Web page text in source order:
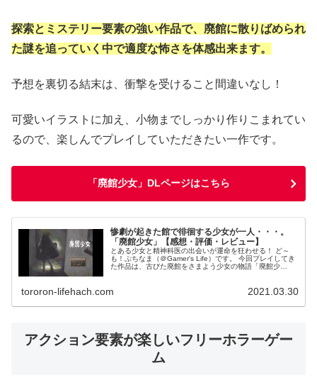
探索とミステリー要素の強い作品で、廃館に散りばめられ
た謎を追っていく中で適度な怖さを体感出来ます。
予想を裏切る結末は、衝撃を受けること間違いなし！
可愛いイラストに加え、小物までしっかり作りこまれてい
るので、楽しんでプレイしていただきたい一作です。
「廃館少女」DLページはこちら
惨劇が起きた館で徘徊する少女が一人・・・。
「廃館少女」【感想・評価・レビュー】
とある少女と精神科医の出会いが運命を狂わせる！ ど～
も！ぷちなま（＠Gamer's Life）です。 今回プレイしてき
た作品は、古びた廃館をさまよう少女の物語「廃館少
tororon-lifehach.com 2021.03.30
アクション要素が楽しいフリーホラーゲー
ム